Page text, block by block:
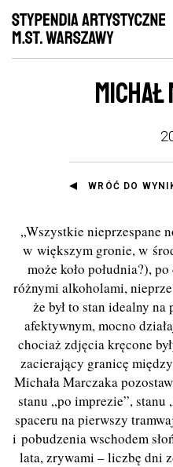
MICHAŁ
WRÓĆ DO
„Wszystkie nieprzespane
w większym gronie, w
może koło południa?),
różnymi alkoholami,
że był to stan idealny
afektywnym, mocno
chociaż zdjęcia kręcone
zacierający granicę
Michała Marczaka
stanu „po imprezie”, stanu
spaceru na pierwszy
i pobudzenia wschodem
lata, zrywami – liczbę dni